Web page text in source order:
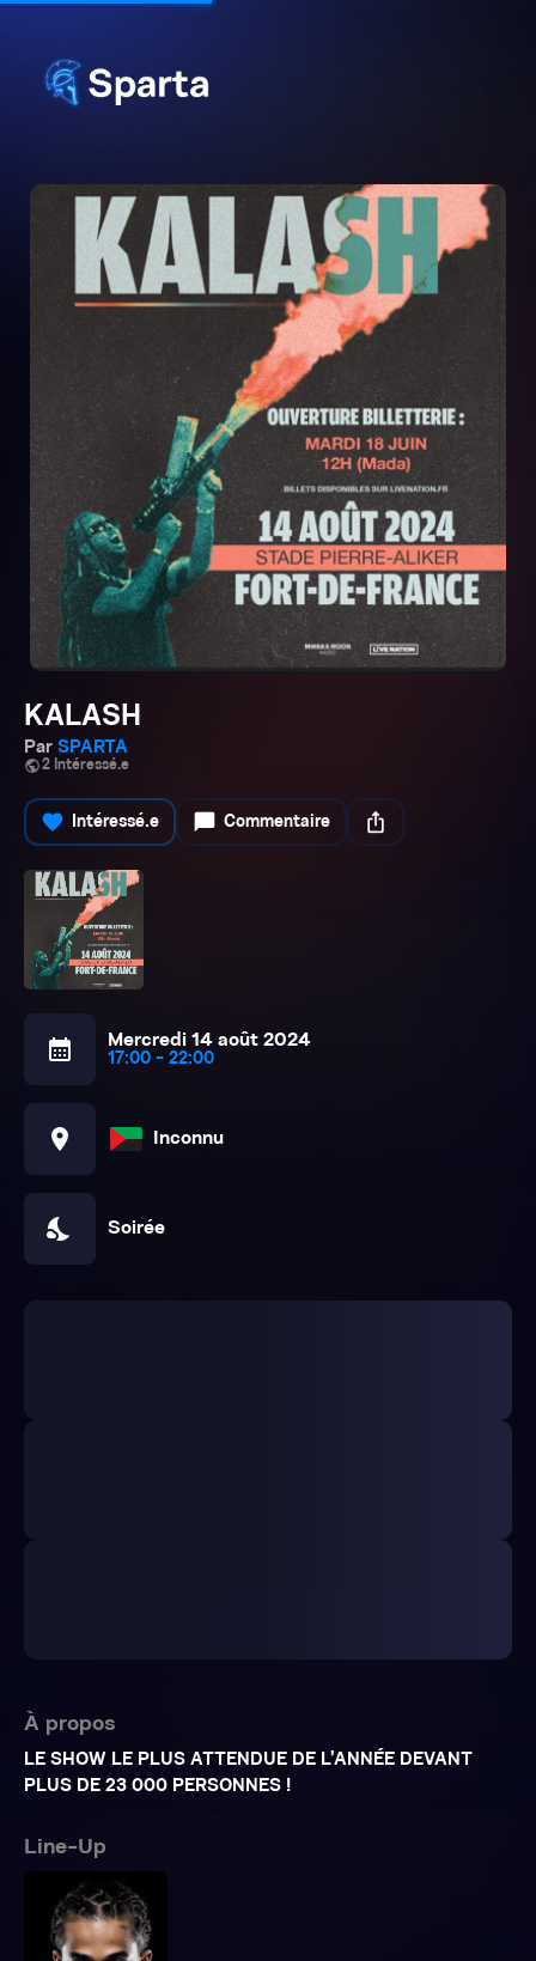
KALASH
Par SPARTA
public2 Intéressé.e
favorite Intéressé.e chat_bubble Commentaire ios_share
calendar_month Mercredi 14 août 2024
17:00 - 22:00
location_on Inconnu
nights_stay Soirée
À propos
LE SHOW LE PLUS ATTENDUE DE L’ANNÉE DEVANT
PLUS DE 23 000 PERSONNES !
Line-Up